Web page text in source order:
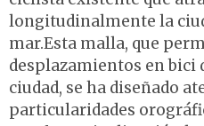
longitudinalmente la
mar.Esta malla, que
desplazamientos en bici
ciudad, se ha diseñado
particularidades